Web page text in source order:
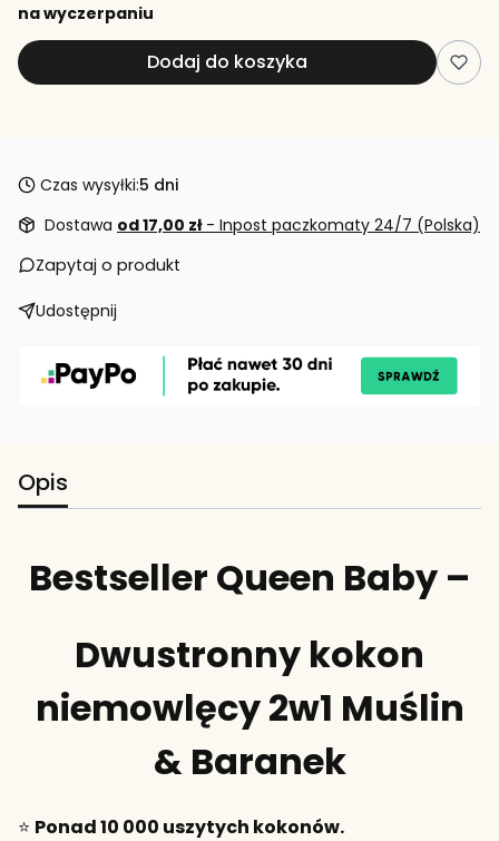
na wyczerpaniu
Dodaj do koszyka
Czas wysyłki:5 dni
Dostawa od 17,00 zł - Inpost paczkomaty 24/7 (Polska)
Zapytaj o produkt
Udostępnij
Opis
Bestseller Queen Baby –
Dwustronny kokon
niemowlęcy 2w1 Muślin
& Baranek
⭐ Ponad 10 000 uszytych kokonów.